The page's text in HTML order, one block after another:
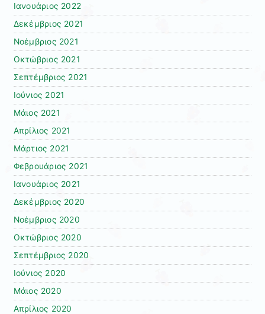
Ιανουάριος 2022
Δεκέμβριος 2021
Νοέμβριος 2021
Οκτώβριος 2021
Σεπτέμβριος 2021
Ιούνιος 2021
Μάιος 2021
Απρίλιος 2021
Μάρτιος 2021
Φεβρουάριος 2021
Ιανουάριος 2021
Δεκέμβριος 2020
Νοέμβριος 2020
Οκτώβριος 2020
Σεπτέμβριος 2020
Ιούνιος 2020
Μάιος 2020
Απρίλιος 2020